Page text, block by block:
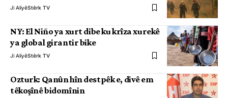
Ji AliyêStêrk TV
NY: El Niño ya xurt dibe ku krîza xurekê
ya global girantir bike
Ji AliyêStêrk TV
Ozturk: Qanûn hîn destpêk e, divê em
têkoşînê bidomînin